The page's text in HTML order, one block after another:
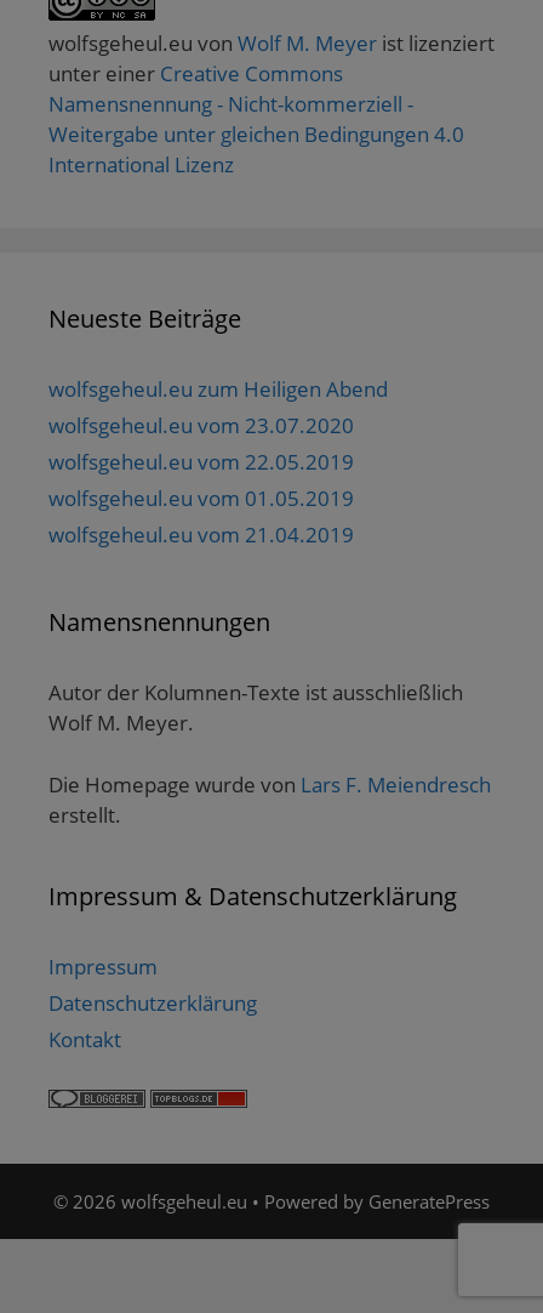
wolfsgeheul.eu von Wolf M. Meyer ist lizenziert
unter einer Creative Commons
Namensnennung - Nicht-kommerziell -
Weitergabe unter gleichen Bedingungen 4.0
International Lizenz
Neueste Beiträge
wolfsgeheul.eu zum Heiligen Abend
wolfsgeheul.eu vom 23.07.2020
wolfsgeheul.eu vom 22.05.2019
wolfsgeheul.eu vom 01.05.2019
wolfsgeheul.eu vom 21.04.2019
Namensnennungen
Autor der Kolumnen-Texte ist ausschließlich
Wolf M. Meyer.
Die Homepage wurde von Lars F. Meiendresch
erstellt.
Impressum & Datenschutzerklärung
Impressum
Datenschutzerklärung
Kontakt
© 2026 wolfsgeheul.eu • Powered by GeneratePress